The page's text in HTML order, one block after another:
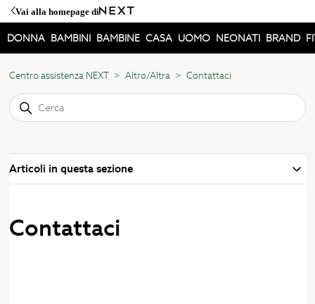
Vai alla homepage di
DONNA BAMBINI BAMBINE CASA UOMO NEONATI BRAND
Centro assistenza NEXT Altro/Altra Contattaci
Articoli in questa sezione
Contattaci